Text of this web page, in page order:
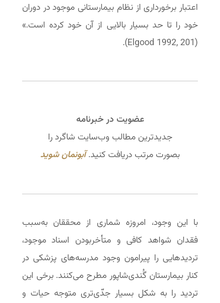
اعتبار برخورداری از نظام بیمارستانی موجود در دوران
خود را تا حد بسیار بالایی از آن خود کرده است.»
(Elgood 1992, 201).
عضویت در خبرنامه
جدیدترین مطالب وب‌سایت شاگرد را
بصورت مرتب دریافت کنید.آبونمان شوید
با این وجود، امروزه شماری از محققان به‌سبب
فقدان شواهد کافی و متأخربودن اسناد موجود،
تردیدهایی را پیرامون وجود مدرسه‌های پزشکی در
کنار بیمارستان گُندی‌شاپور مطرح می‌کنند. برخی این
تردید را به شکل بسیار جدّی‌تری متوجه حیات و